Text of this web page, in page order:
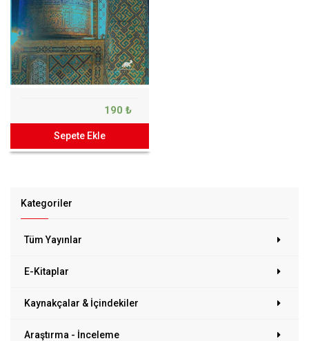
Kategoriler
Tüm Yayınlar
E-Kitaplar
Kaynakçalar & İçindekiler
Araştırma - İnceleme
190 ₺
Sepete Ekle